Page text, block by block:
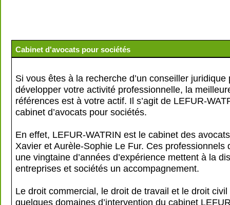
Cabinet d'avocats pour sociétés
Si vous êtes à la recherche d’un conseiller juridique
développer votre activité professionnelle, la
références est à votre actif. Il s’agit de LEFUR-
cabinet d’avocats pour sociétés.
En effet, LEFUR-WATRIN est le cabinet des
Xavier et Aurèle-Sophie Le Fur. Ces professionnels
une vingtaine d’années d’expérience mettent à la
entreprises et sociétés un accompagnement.
Le droit commercial, le droit de travail et le droit
quelques domaines d’intervention du cabinet